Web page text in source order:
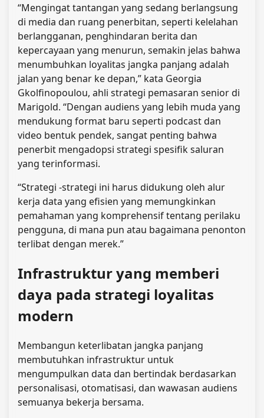
“Mengingat tantangan yang sedang berlangsung
di media dan ruang penerbitan, seperti kelelahan
berlangganan, penghindaran berita dan
kepercayaan yang menurun, semakin jelas bahwa
menumbuhkan loyalitas jangka panjang adalah
jalan yang benar ke depan,” kata Georgia
Gkolfinopoulou, ahli strategi pemasaran senior di
Marigold. “Dengan audiens yang lebih muda yang
mendukung format baru seperti podcast dan
video bentuk pendek, sangat penting bahwa
penerbit mengadopsi strategi spesifik saluran
yang terinformasi.
“Strategi -strategi ini harus didukung oleh alur
kerja data yang efisien yang memungkinkan
pemahaman yang komprehensif tentang perilaku
pengguna, di mana pun atau bagaimana penonton
terlibat dengan merek.”
Infrastruktur yang memberi
daya pada strategi loyalitas
modern
Membangun keterlibatan jangka panjang
membutuhkan infrastruktur untuk
mengumpulkan data dan bertindak berdasarkan
personalisasi, otomatisasi, dan wawasan audiens
semuanya bekerja bersama.